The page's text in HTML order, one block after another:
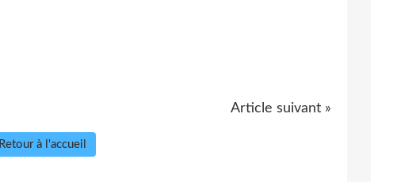
Article suivant »
Retour à l'accueil